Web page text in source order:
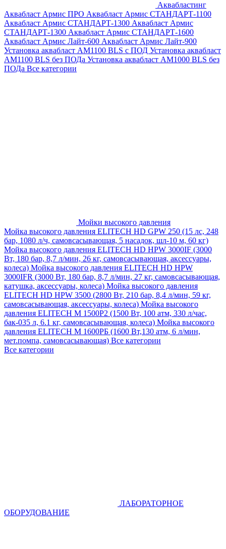
Аквабластинг
Аквабласт Армис ПРО Аквабласт Армис СТАНДАРТ-1100
Аквабласт Армис СТАНДАРТ-1300 Аквабласт Армис
СТАНДАРТ-1300 Аквабласт Армис СТАНДАРТ-1600
Аквабласт Армис Лайт-600 Аквабласт Армис Лайт-900
Установка аквабласт AM1100 BLS с ПОД Установка аквабласт
AM1100 BLS без ПОДа Установка аквабласт AM1000 BLS без
ПОДа Все категории
Мойки высокого давления
Мойка высокого давления ELITECH HD GPW 250 (15 лс, 248
бар, 1080 л/ч, самовсасывающая, 5 насадок, шл-10 м, 60 кг)
Мойка высокого давления ELITECH HD HPW 3000IF (3000
Вт, 180 бар, 8,7 л/мин, 26 кг, самовсасывающая, аксессуары,
колеса) Мойка высокого давления ELITECH HD HPW
3000IFR (3000 Вт, 180 бар, 8,7 л/мин, 27 кг, самовсасывающая,
катушка, аксессуары, колеса) Мойка высокого давления
ELITECH HD HPW 3500 (2800 Вт, 210 бар, 8,4 л/мин, 59 кг,
самовсасывающая, аксессуары, колеса) Мойка высокого
давления ELITECH M 1500P2 (1500 Вт, 100 атм, 330 л/час,
бак-035 л, 6.1 кг, самовсасывающая, колеса) Мойка высокого
давления ELITECH М 1600РБ (1600 Вт,130 атм, 6 л/мин,
мет.помпа, самовсасывающая) Все категории
Все категории
ЛАБОРАТОРНОЕ
ОБОРУДОВАНИЕ